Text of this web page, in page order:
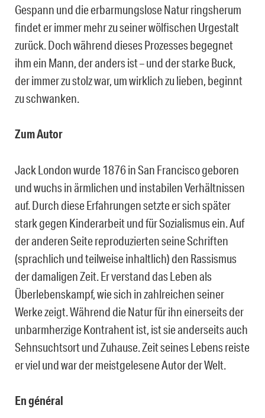
Gespann und die erbarmungslose Natur ringsherum
findet er immer mehr zu seiner wölfischen Urgestalt
zurück. Doch während dieses Prozesses begegnet
ihm ein Mann, der anders ist – und der starke Buck,
der immer zu stolz war, um wirklich zu lieben, beginnt
zu schwanken.
Zum Autor
Jack London wurde 1876 in San Francisco geboren
und wuchs in ärmlichen und instabilen Verhältnissen
auf. Durch diese Erfahrungen setzte er sich später
stark gegen Kinderarbeit und für Sozialismus ein. Auf
der anderen Seite reproduzierten seine Schriften
(sprachlich und teilweise inhaltlich) den Rassismus
der damaligen Zeit. Er verstand das Leben als
Überlebenskampf, wie sich in zahlreichen seiner
Werke zeigt. Während die Natur für ihn einerseits der
unbarmherzige Kontrahent ist, ist sie anderseits auch
Sehnsuchtsort und Zuhause. Zeit seines Lebens reiste
er viel und war der meistgelesene Autor der Welt.
En général